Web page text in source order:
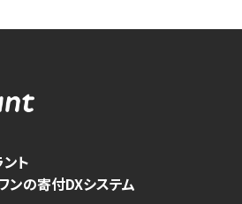
ト
ンの寄付DXシステム